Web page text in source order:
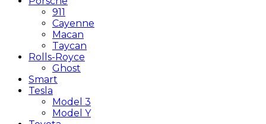
911
Cayenne
Macan
Taycan
Rolls-Royce
Ghost
Smart
Tesla
Model 3
Model Y